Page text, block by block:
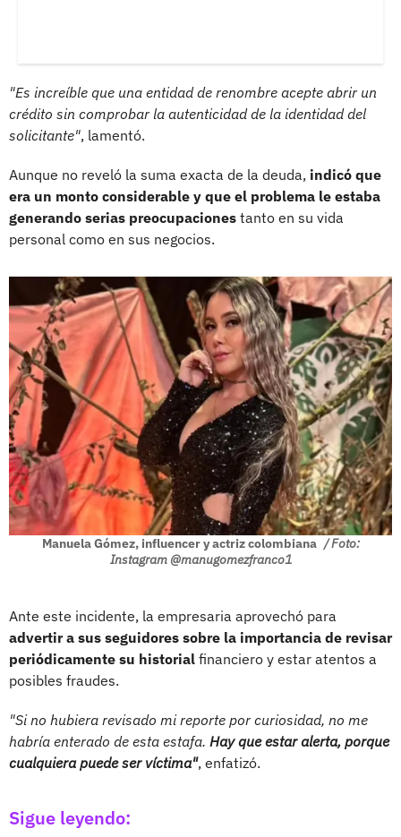
"Es increíble que una entidad de renombre acepte abrir un
crédito sin comprobar la autenticidad de la identidad del
solicitante", lamentó.
Aunque no reveló la suma exacta de la deuda, indicó que
era un monto considerable y que el problema le estaba
generando serias preocupaciones tanto en su vida
personal como en sus negocios.
Manuela Gómez, influencer y actriz colombiana / Foto:
Instagram @manugomezfranco1
Ante este incidente, la empresaria aprovechó para
advertir a sus seguidores sobre la importancia de revisar
periódicamente su historial financiero y estar atentos a
posibles fraudes.
"Si no hubiera revisado mi reporte por curiosidad, no me
habría enterado de esta estafa. Hay que estar alerta, porque
cualquiera puede ser víctima", enfatizó.
Sigue leyendo: